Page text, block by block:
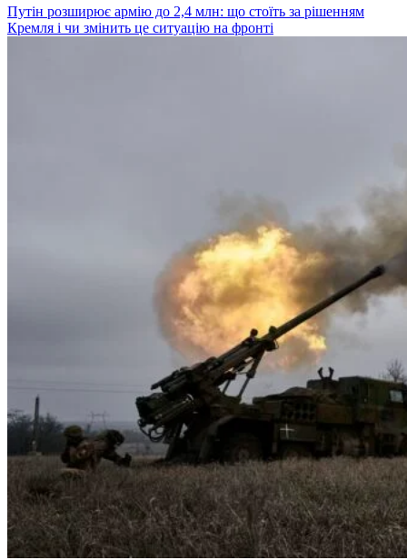
Путін розширює армію до 2,4 млн: що стоїть за рішенням
Кремля і чи змінить це ситуацію на фронті